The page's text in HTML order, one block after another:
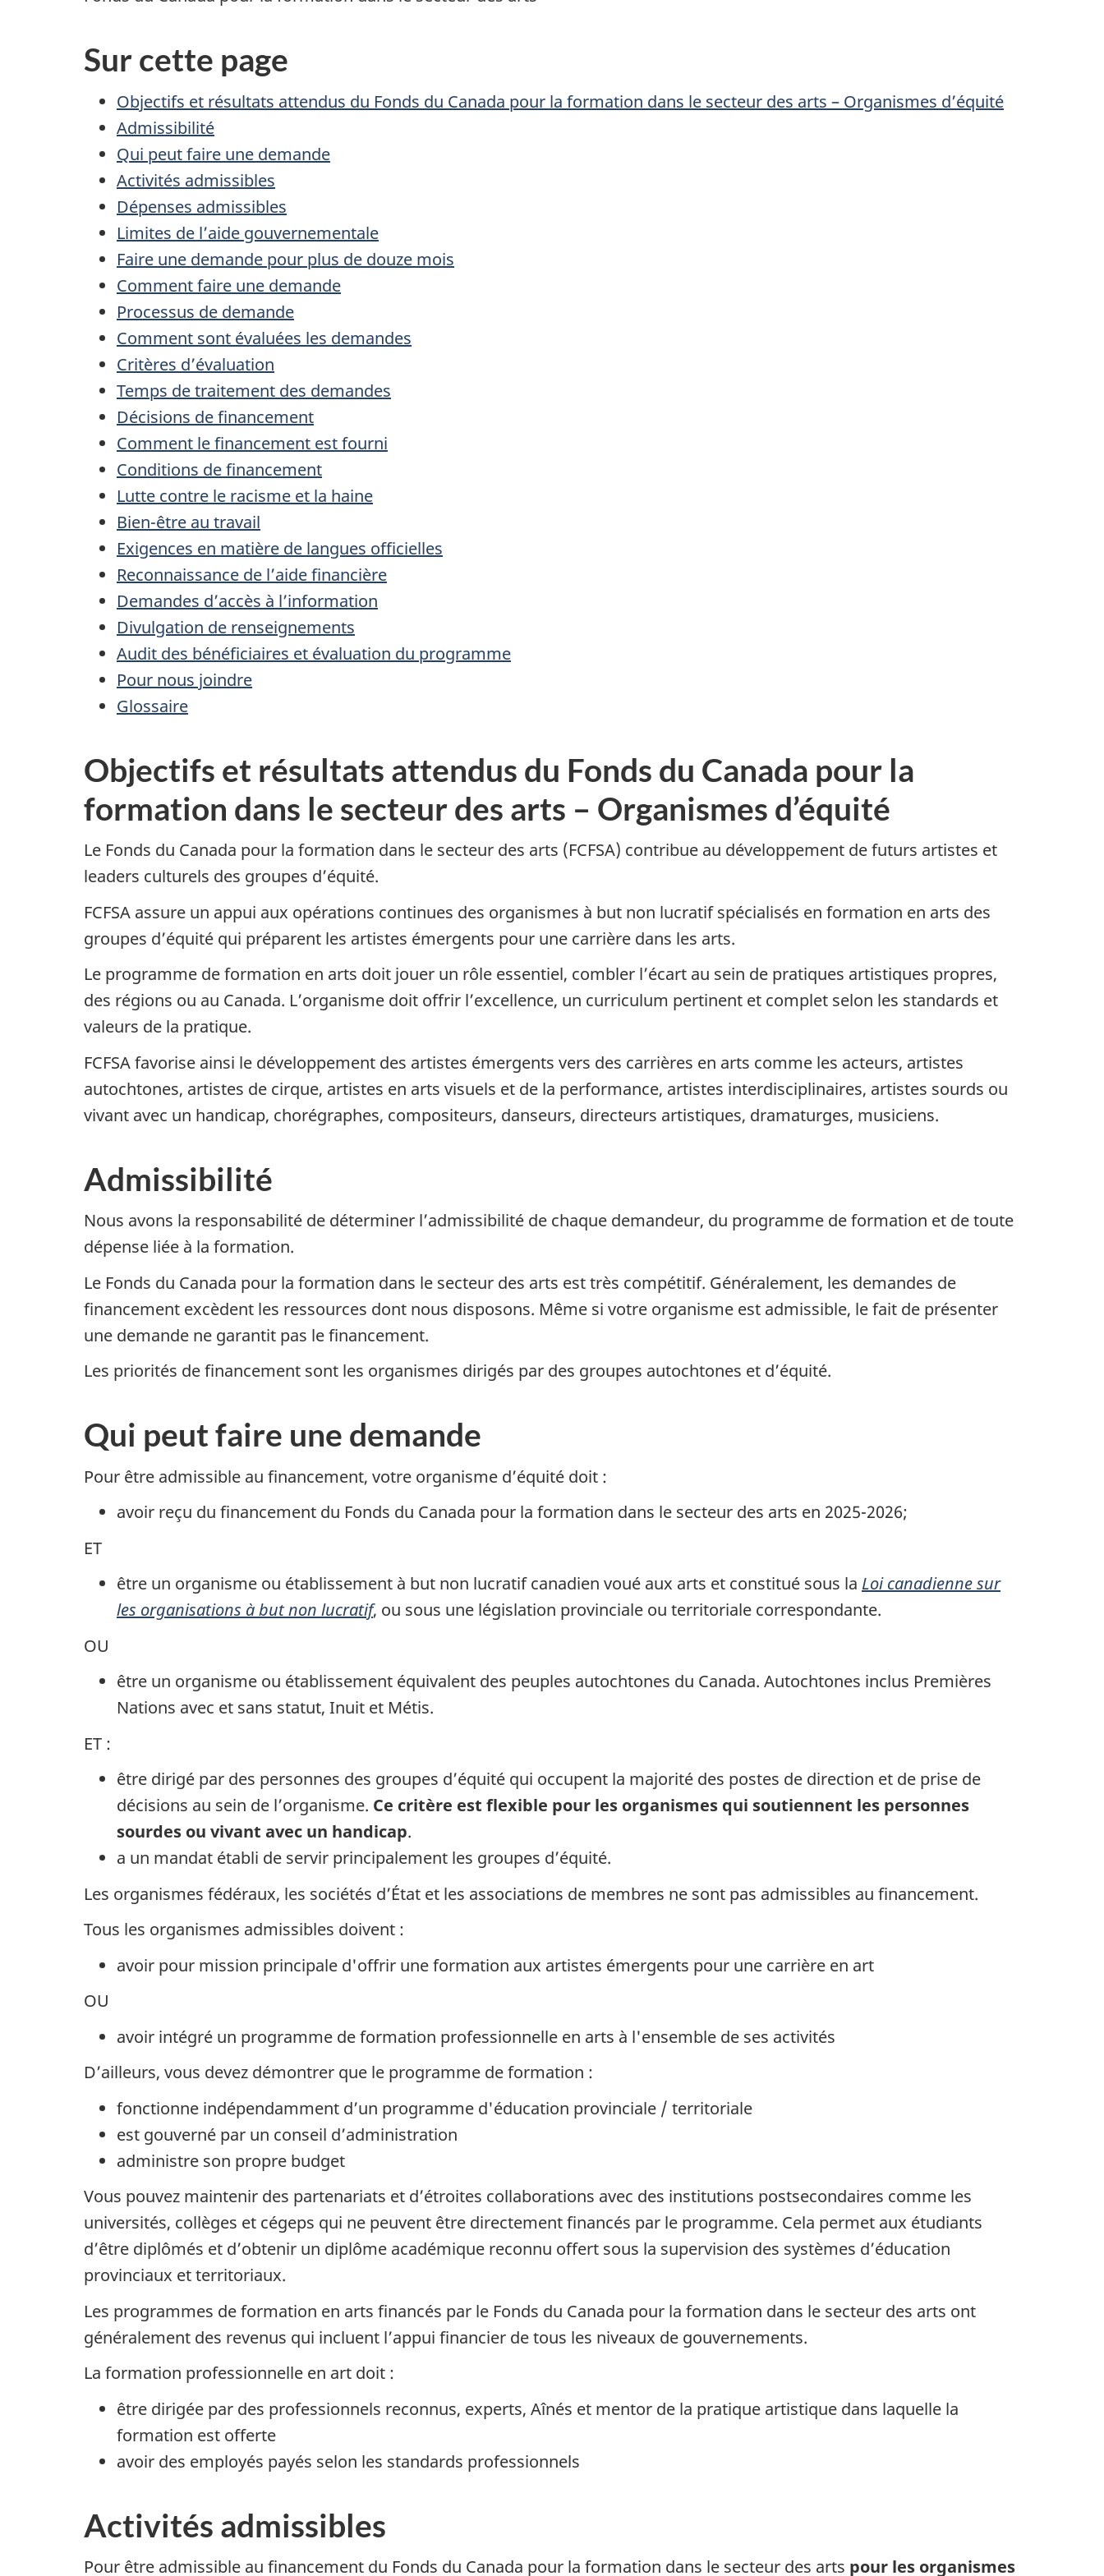
Sur cette page
Objectifs et résultats attendus du Fonds du Canada pour la formation dans le secteur des arts – Organismes d’équité
Admissibilité
Qui peut faire une demande
Activités admissibles
Dépenses admissibles
Limites de l’aide gouvernementale
Faire une demande pour plus de douze mois
Comment faire une demande
Processus de demande
Comment sont évaluées les demandes
Critères d’évaluation
Temps de traitement des demandes
Décisions de financement
Comment le financement est fourni
Conditions de financement
Lutte contre le racisme et la haine
Bien-être au travail
Exigences en matière de langues officielles
Reconnaissance de l’aide financière
Demandes d’accès à l’information
Divulgation de renseignements
Audit des bénéficiaires et évaluation du programme
Pour nous joindre
Glossaire
Objectifs et résultats attendus du Fonds du Canada pour la
formation dans le secteur des arts – Organismes d’équité
Le Fonds du Canada pour la formation dans le secteur des arts (FCFSA) contribue au développement de futurs artistes et
leaders culturels des groupes d’équité.
FCFSA assure un appui aux opérations continues des organismes à but non lucratif spécialisés en formation en arts des
groupes d’équité qui préparent les artistes émergents pour une carrière dans les arts.
Le programme de formation en arts doit jouer un rôle essentiel, combler l’écart au sein de pratiques artistiques propres,
des régions ou au Canada. L’organisme doit offrir l’excellence, un curriculum pertinent et complet selon les standards et
valeurs de la pratique.
FCFSA favorise ainsi le développement des artistes émergents vers des carrières en arts comme les acteurs, artistes
autochtones, artistes de cirque, artistes en arts visuels et de la performance, artistes interdisciplinaires, artistes sourds ou
vivant avec un handicap, chorégraphes, compositeurs, danseurs, directeurs artistiques, dramaturges, musiciens.
Admissibilité
Nous avons la responsabilité de déterminer l’admissibilité de chaque demandeur, du programme de formation et de toute
dépense liée à la formation.
Le Fonds du Canada pour la formation dans le secteur des arts est très compétitif. Généralement, les demandes de
financement excèdent les ressources dont nous disposons. Même si votre organisme est admissible, le fait de présenter
une demande ne garantit pas le financement.
Les priorités de financement sont les organismes dirigés par des groupes autochtones et d’équité.
Qui peut faire une demande
Pour être admissible au financement, votre organisme d’équité doit :
avoir reçu du financement du Fonds du Canada pour la formation dans le secteur des arts en 2025-2026;
ET
être un organisme ou établissement à but non lucratif canadien voué aux arts et constitué sous la Loi canadienne sur
les organisations à but non lucratif, ou sous une législation provinciale ou territoriale correspondante.
OU
être un organisme ou établissement équivalent des peuples autochtones du Canada. Autochtones inclus Premières
Nations avec et sans statut, Inuit et Métis.
ET :
être dirigé par des personnes des groupes d’équité qui occupent la majorité des postes de direction et de prise de
décisions au sein de l’organisme. Ce critère est flexible pour les organismes qui soutiennent les personnes
sourdes ou vivant avec un handicap.
a un mandat établi de servir principalement les groupes d’équité.
Les organismes fédéraux, les sociétés d’État et les associations de membres ne sont pas admissibles au financement.
Tous les organismes admissibles doivent :
avoir pour mission principale d'offrir une formation aux artistes émergents pour une carrière en art
OU
avoir intégré un programme de formation professionnelle en arts à l'ensemble de ses activités
D’ailleurs, vous devez démontrer que le programme de formation :
fonctionne indépendamment d’un programme d'éducation provinciale / territoriale
est gouverné par un conseil d’administration
administre son propre budget
Vous pouvez maintenir des partenariats et d’étroites collaborations avec des institutions postsecondaires comme les
universités, collèges et cégeps qui ne peuvent être directement financés par le programme. Cela permet aux étudiants
d’être diplômés et d’obtenir un diplôme académique reconnu offert sous la supervision des systèmes d’éducation
provinciaux et territoriaux.
Les programmes de formation en arts financés par le Fonds du Canada pour la formation dans le secteur des arts ont
généralement des revenus qui incluent l’appui financier de tous les niveaux de gouvernements.
La formation professionnelle en art doit :
être dirigée par des professionnels reconnus, experts, Aînés et mentor de la pratique artistique dans laquelle la
formation est offerte
avoir des employés payés selon les standards professionnels
Activités admissibles
Pour être admissible au financement du Fonds du Canada pour la formation dans le secteur des arts pour les organismes